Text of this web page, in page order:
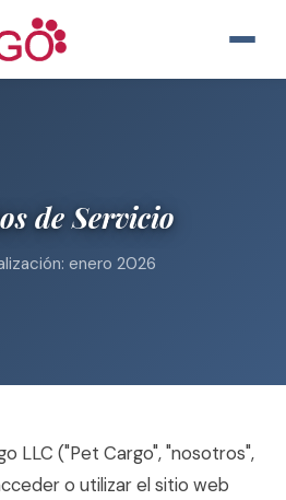
de Servicio
enero 2026
LLC ("Pet Cargo", "nosotros",
o utilizar el sitio web